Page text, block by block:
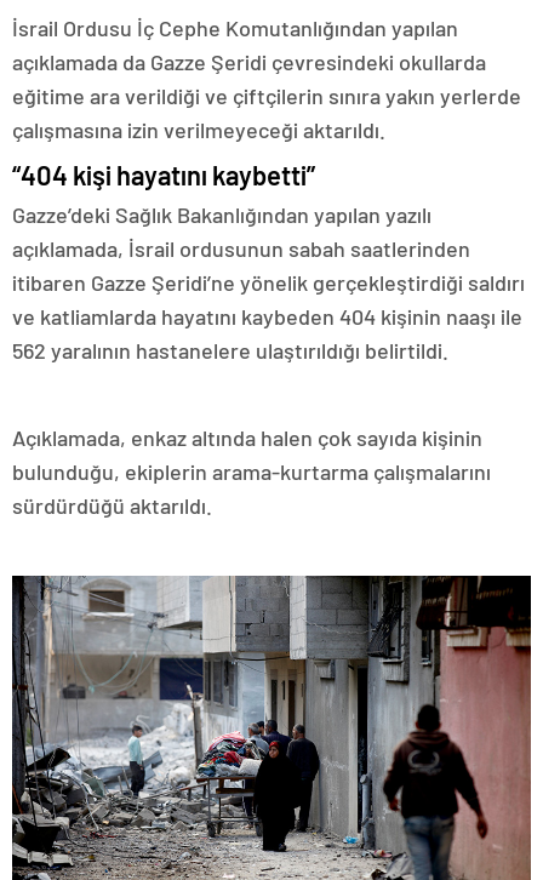
İsrail Ordusu İç Cephe Komutanlığından yapılan
açıklamada da Gazze Şeridi çevresindeki okullarda
eğitime ara verildiği ve çiftçilerin sınıra yakın yerlerde
çalışmasına izin verilmeyeceği aktarıldı.
“404 kişi hayatını kaybetti”
Gazze’deki Sağlık Bakanlığından yapılan yazılı
açıklamada, İsrail ordusunun sabah saatlerinden
itibaren Gazze Şeridi’ne yönelik gerçekleştirdiği saldırı
ve katliamlarda hayatını kaybeden 404 kişinin naaşı ile
562 yaralının hastanelere ulaştırıldığı belirtildi.
Açıklamada, enkaz altında halen çok sayıda kişinin
bulunduğu, ekiplerin arama-kurtarma çalışmalarını
sürdürdüğü aktarıldı.